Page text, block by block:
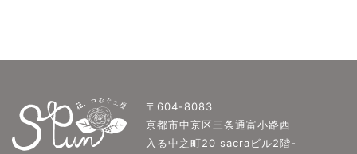
〒604-8083
京都市中京区三条通富小路西
入る中之町20 sacraビル2階-